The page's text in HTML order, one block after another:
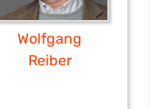
Wolfgang
Reiber